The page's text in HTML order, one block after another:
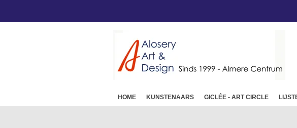
HOME KUNSTENAARS GICLÉE - ART CIRCLE